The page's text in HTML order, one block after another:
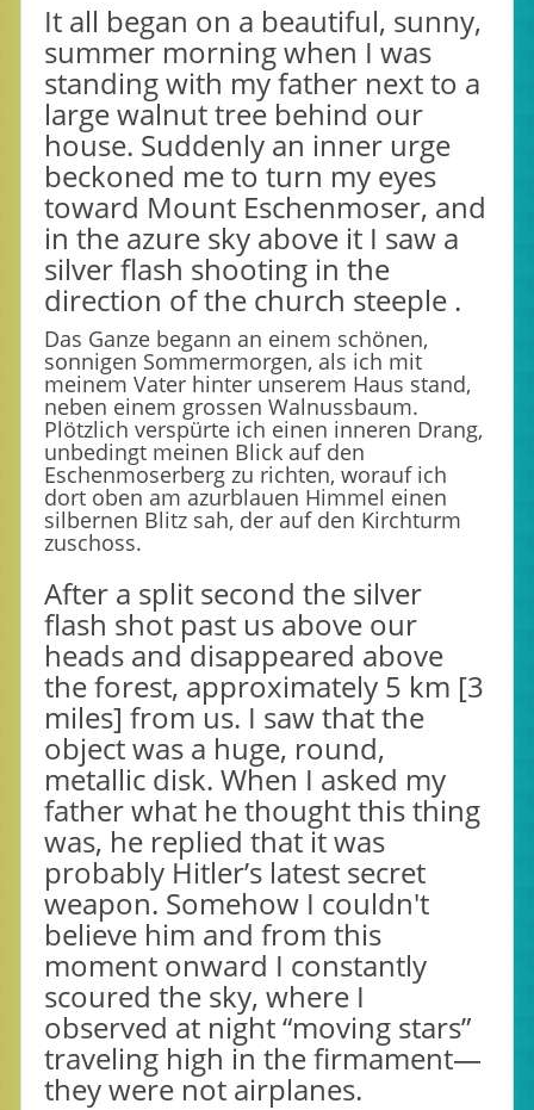
It all began on a beautiful, sunny,
summer morning when I was
standing with my father next to a
large walnut tree behind our
house. Suddenly an inner urge
beckoned me to turn my eyes
toward Mount Eschenmoser, and
in the azure sky above it I saw a
silver flash shooting in the
direction of the church steeple .
Das Ganze begann an einem schönen,
sonnigen Sommermorgen, als ich mit
meinem Vater hinter unserem Haus stand,
neben einem grossen Walnussbaum.
Plötzlich verspürte ich einen inneren Drang,
unbedingt meinen Blick auf den
Eschenmoserberg zu richten, worauf ich
dort oben am azurblauen Himmel einen
silbernen Blitz sah, der auf den Kirchturm
zuschoss.
After a split second the silver
flash shot past us above our
heads and disappeared above
the forest, approximately 5 km [3
miles] from us. I saw that the
object was a huge, round,
metallic disk. When I asked my
father what he thought this thing
was, he replied that it was
probably Hitler’s latest secret
weapon. Somehow I couldn't
believe him and from this
moment onward I constantly
scoured the sky, where I
observed at night “moving stars”
traveling high in the firmament—
they were not airplanes.